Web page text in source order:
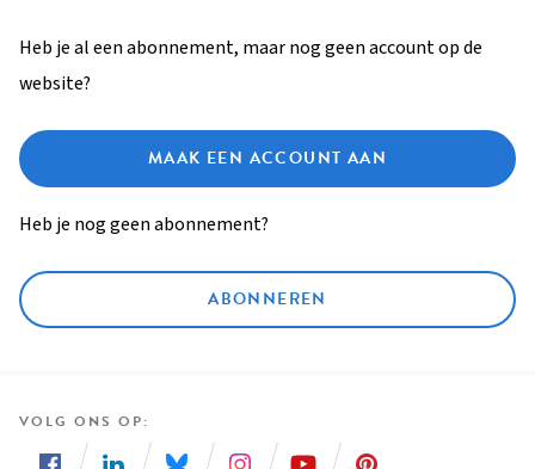
Heb je al een abonnement, maar nog geen account op de
website?
MAAK EEN ACCOUNT AAN
Heb je nog geen abonnement?
ABONNEREN
VOLG ONS OP